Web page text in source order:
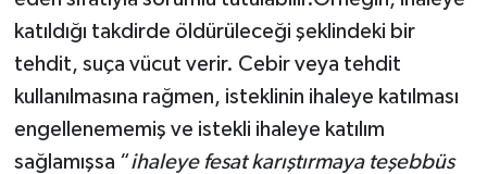
katıldığı takdirde öldürüleceği şeklindeki bir
tehdit, suça vücut verir. Cebir veya tehdit
kullanılmasına rağmen, isteklinin ihaleye katılması
engellenememiş ve istekli ihaleye katılım
sağlamışsa “ihaleye fesat karıştırmaya teşebbüs